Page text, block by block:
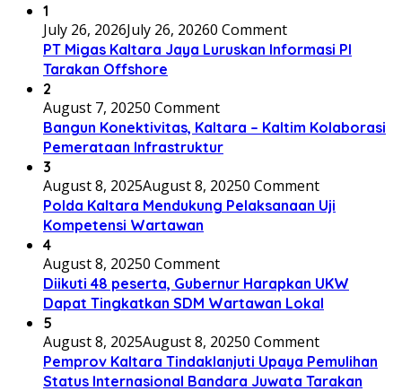
1
July 26, 2026July 26, 20260 Comment
PT Migas Kaltara Jaya Luruskan Informasi PI
Tarakan Offshore
2
August 7, 20250 Comment
Bangun Konektivitas, Kaltara – Kaltim Kolaborasi
Pemerataan Infrastruktur
3
August 8, 2025August 8, 20250 Comment
Polda Kaltara Mendukung Pelaksanaan Uji
Kompetensi Wartawan
4
August 8, 20250 Comment
Diikuti 48 peserta, Gubernur Harapkan UKW
Dapat Tingkatkan SDM Wartawan Lokal
5
August 8, 2025August 8, 20250 Comment
Pemprov Kaltara Tindaklanjuti Upaya Pemulihan
Status Internasional Bandara Juwata Tarakan